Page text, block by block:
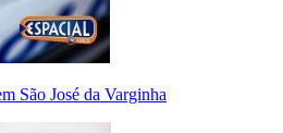
São José da Varginha